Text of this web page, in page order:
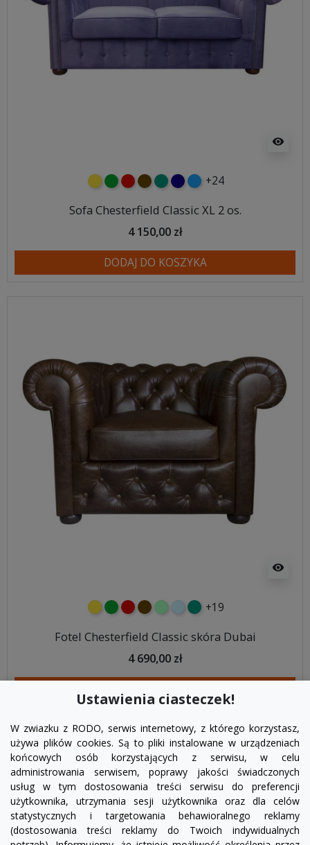
visibility
żółtyzielonyczerwony
czekoladowy
turkusowy
granatowy
niebieski
+24
Sofa Chesterfield Classic XL 2 os.
4 150,00 zł
DODAJ DO KOSZYKA
visibility
żółtyzielonyczerwony
czekoladowy
miętowybłękitny
turkusowy
+19
Fotel Chesterfield Classic skóra Dubai
4 690,00 zł
Ustawienia ciasteczek!
W zwiazku z RODO, serwis internetowy, z którego korzystasz,
używa plików cookies. Są to pliki instalowane w urządzeniach
końcowych osób korzystających z serwisu, w celu
administrowania serwisem, poprawy jakości świadczonych
usług w tym dostosowania treści serwisu do preferencji
użytkownika, utrzymania sesji użytkownika oraz dla celów
statystycznych i targetowania behawioralnego reklamy
(dostosowania treści reklamy do Twoich indywidualnych